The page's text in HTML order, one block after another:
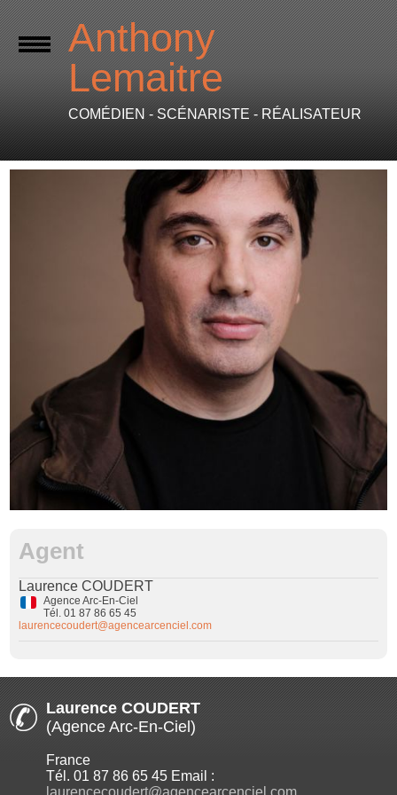
Anthony
Lemaitre
COMÉDIEN - SCÉNARISTE - RÉALISATEUR
Agent
Laurence COUDERT
Agence Arc-En-Ciel
Tél. 01 87 86 65 45
laurencecoudert@agencearcenciel.com
Laurence COUDERT
(Agence Arc-En-Ciel)
France
Tél. 01 87 86 65 45 Email :
laurencecoudert@agencearcenciel.com